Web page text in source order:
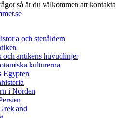
så är du välkommen att kontakta
och stenåldern
och antikens huvudlinjer
kulturerna
Egypten
i Norden